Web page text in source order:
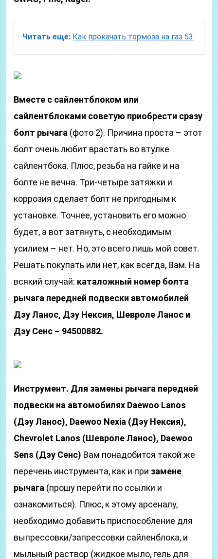
Читать еще: Как прокачать тормоза на газ 53
Вместе с сайлентблоком или
сайлентблоками советую приобрести сразу
болт рычага (фото 2). Причина проста – этот
болт очень любит врастать во втулке
сайлентбока. Плюс, резьба на гайке и на
болте не вечна. Три-четыре затяжки и
коррозия сделает болт не пригодным к
установке. Точнее, установить его можно
будет, а вот затянуть, с необходимым
усилием – нет. Но, это всего лишь мой совет.
Решать покупать или нет, как всегда, Вам. На
всякий случай: каталожный номер болта
рычага передней подвески автомобилей
Дэу Ланос, Дэу Нексия, Шевроле Ланос и
Дэу Сенс – 94500882.
Инструмент. Для замены рычага передней
подвески на автомобилях Daewoo Lanos
(Дэу Ланос), Daewoo Nexia (Дэу Нексия),
Chevrolet Lanos (Шевроле Ланос), Daewoo
Sens (Дэу Сенс) Вам понадобится такой же
перечень инструмента, как и при замене
рычага (прошу перейти по ссылки и
ознакомиться). Плюс, к этому арсеналу,
необходимо добавить приспособление для
выпрессовки/запрессовки сайленблока, и
мыльный раствор (жидкое мыло, гель для